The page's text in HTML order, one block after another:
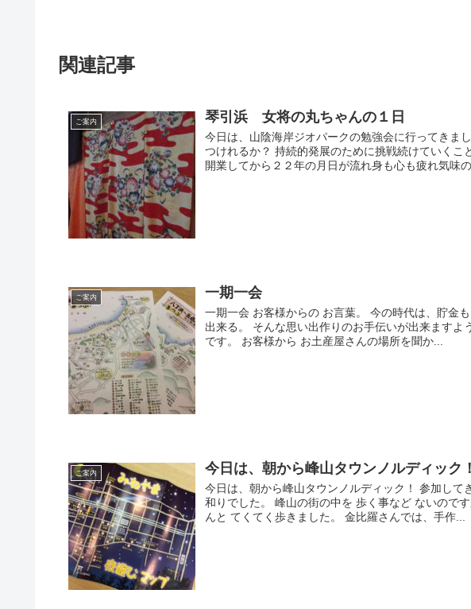
関連記事
ご案内 琴引浜 女将の丸ちゃんの１日
今日は、山陰海岸ジオパークの勉強会に行ってきま
つけれるか？ 持続的発展のために挑戦続けていくこ
開業してから２２年の月日が流れ身も心も疲れ気味
ご案内 一期一会
一期一会 お客様からの お言葉。 今の時代は、貯金
出来る。 そんな思い出作りのお手伝いが出来ますよ
です。 お客様から お土産屋さんの場所を聞か...
ご案内 今日は、朝から峰山タウンノルディック！
今日は、朝から峰山タウンノルディック！ 参加し
和りでした。 峰山の街の中を 歩く事など ないので
んと てくてく歩きました。 金比羅さんでは、手作...